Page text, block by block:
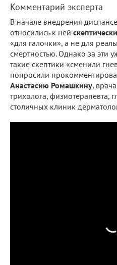
Комментарий эксперта
В начале внедрения
относились к ней скептически
«для галочки», а не для
смертностью. Однако за эти
такие скептики «сменили
попросили
Анастасию Ромашкину,
трихолога, физиотерапевта,
столичных клиник